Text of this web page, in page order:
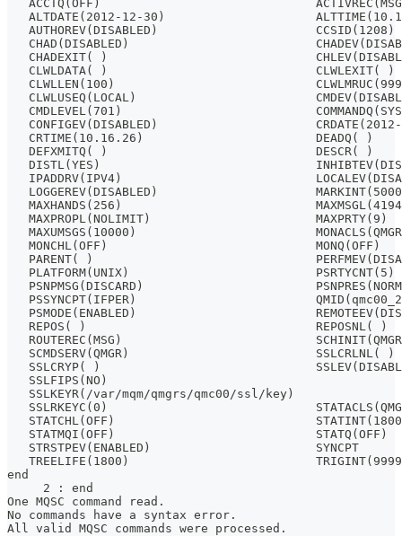
ACCTQ(OFF)
ALTDATE(2012-12-30)
   AUTHOREV(DISABLED)                      CCSID(1208)
CHAD(DISABLED)
CHADEXIT( )
   CLWLDATA( )                             CLWLEXIT( )
CLWLLEN(100)
CLWLUSEQ(LOCAL)
CMDLEVEL(701)
CONFIGEV(DISABLED)
   CRTIME(10.16.26)                        DEADQ( )
   DEFXMITQ( )                             DESCR( )
DISTL(YES)
IPADDRV(IPV4)
LOGGEREV(DISABLED)
MAXHANDS(256)
   MAXPROPL(NOLIMIT)                       MAXPRTY(9)
MAXUMSGS(10000)
   MONCHL(OFF)                             MONQ(OFF)
PARENT( )
   PLATFORM(UNIX)                          PSRTYCNT(5)
PSNPMSG(DISCARD)
PSSYNCPT(IFPER)
PSMODE(ENABLED)
   REPOS( )                                REPOSNL( )
ROUTEREC(MSG)
   SCMDSERV(QMGR)                          SSLCRLNL( )
SSLCRYP( )
   SSLFIPS(NO)
   SSLKEYR(/var/mqm/qmgrs/qmc00/ssl/key)
SSLRKEYC(0)
STATCHL(OFF)
   STATMQI(OFF)                            STATQ(OFF)
   STRSTPEV(ENABLED)                       SYNCPT
TREELIFE(1800)
end
     2 : end
One MQSC command read.
No commands have a syntax error.
All valid MQSC commands were processed.